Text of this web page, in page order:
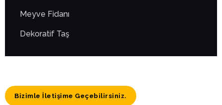
Meyve Fidanı
Dekoratif Taş
Bizimle İletişime Geçebilirsiniz.